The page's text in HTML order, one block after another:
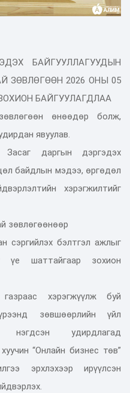
БАЙГУУЛЛАГУУДЫН
ЗӨВЛӨГӨӨН 2026 ОНЫ 05
БАЙГУУЛАГДЛАА
өнөөдөр болж,
явуулав.
Засаг даргын дэргэдэх
байдлын мэдээ, өргөдөл
хэрэгжилтийг
зөвлөгөөнөөр
сэргийлэх бэлтгэл ажлыг
үе шаттайгаар зохион
хэрэгжүүлж буй
зөвшөөрлийн үйл
нэгдсэн удирдлагад
“Онлайн бизнес төв”
эрхлэхээр ирүүлсэн